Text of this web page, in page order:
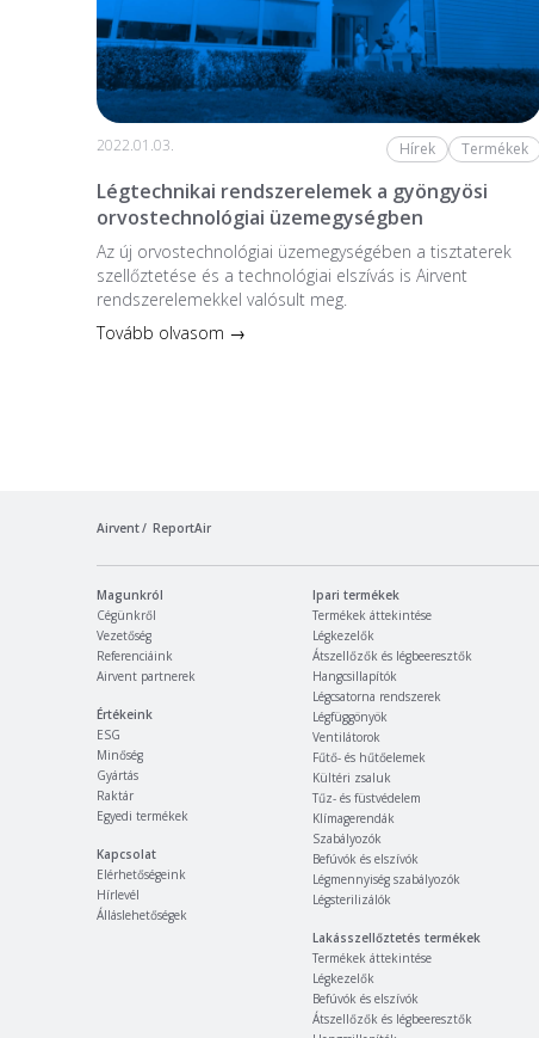
2022.01.03. Hírek Termékek
Légtechnikai rendszerelemek a gyöngyösi
orvostechnológiai üzemegységben
Az új orvostechnológiai üzem­egységében a tiszta­terek
szellőztetése és a technológiai elszívás is Airvent
rendszerelemekkel valósult meg.
Tovább olvasom →
Airvent ReportAir
Magunkról
Cégünkről
Vezetőség
Referenciáink
Airvent partnerek
Értékeink
ESG
Minőség
Gyártás
Raktár
Egyedi termékek
Kapcsolat
Elérhetőségeink
Hírlevél
Álláslehetőségek
Ipari termékek
Termékek áttekintése
Légkezelők
Átszellőzők és légbeeresztők
Hangcsillapítók
Légcsatorna rendszerek
Légfüggönyök
Ventilátorok
Fűtő- és hűtőelemek
Kültéri zsaluk
Tűz- és füstvédelem
Klímagerendák
Szabályozók
Befúvók és elszívók
Légmennyiség szabályozók
Légsterilizálók
Lakásszellőztetés termékek
Termékek áttekintése
Légkezelők
Befúvók és elszívók
Átszellőzők és légbeeresztők